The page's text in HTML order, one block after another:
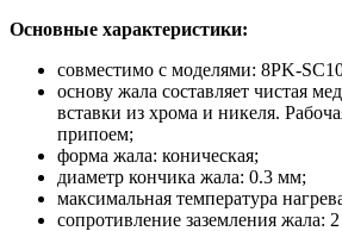
Основные характеристики:
совместимо с моделями: 8PK-
основу жала составляет чистая
вставки из хрома и никеля.
припоем;
форма жала: коническая;
диаметр кончика жала: 0.3 мм;
максимальная температура
сопротивление заземления жала: